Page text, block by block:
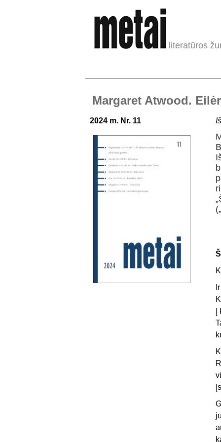
literatūros
Margaret Atwood.
2024 m. Nr. 11